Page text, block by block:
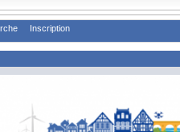
Inscription